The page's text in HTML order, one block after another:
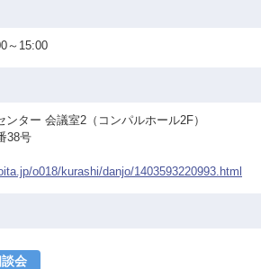
～15:00
ター 会議室2（コンパルホール2F）
38号
o018/kurashi/danjo/1403593220993.html
会